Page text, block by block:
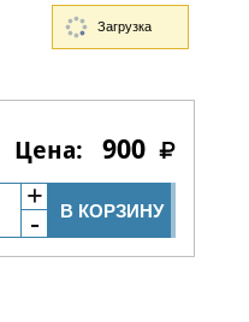
900
В КОРЗИНУ
Загрузка